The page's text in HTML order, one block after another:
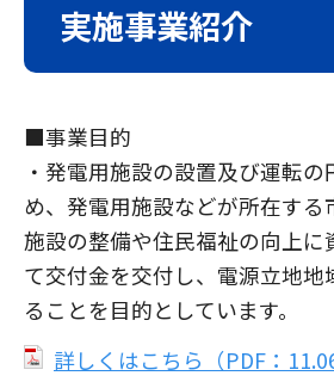
実施事業紹介
■事業目的
・発電用施設の設置及び運転
め、発電用施設などが所在する
施設の整備や住民福祉の向上に
て交付金を交付し、電源立地地
ることを目的としています。
詳しくはこちら（PDF：